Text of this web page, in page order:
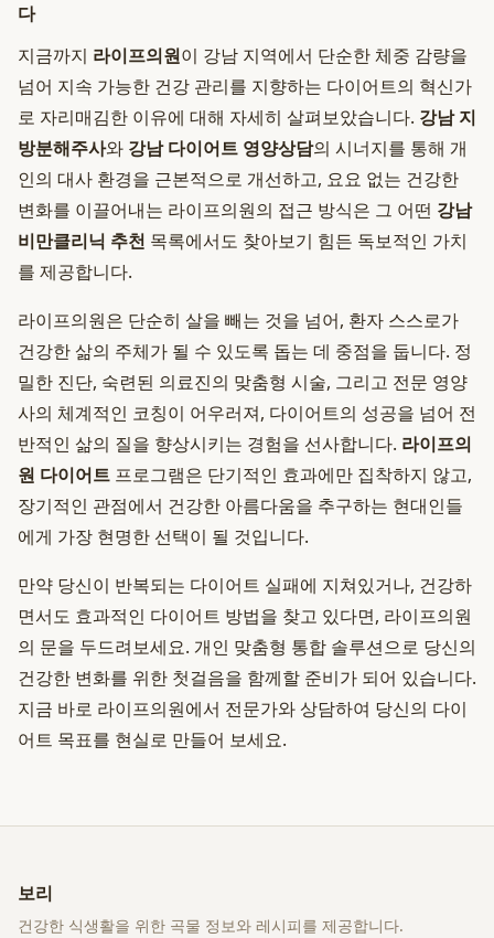
다
지금까지 라이프의원이 강남 지역에서 단순한 체중 감량을
넘어 지속 가능한 건강 관리를 지향하는 다이어트의 혁신가
로 자리매김한 이유에 대해 자세히 살펴보았습니다. 강남 지
방분해주사와 강남 다이어트 영양상담의 시너지를 통해 개
인의 대사 환경을 근본적으로 개선하고, 요요 없는 건강한
변화를 이끌어내는 라이프의원의 접근 방식은 그 어떤 강남
비만클리닉 추천 목록에서도 찾아보기 힘든 독보적인 가치
를 제공합니다.
라이프의원은 단순히 살을 빼는 것을 넘어, 환자 스스로가
건강한 삶의 주체가 될 수 있도록 돕는 데 중점을 둡니다. 정
밀한 진단, 숙련된 의료진의 맞춤형 시술, 그리고 전문 영양
사의 체계적인 코칭이 어우러져, 다이어트의 성공을 넘어 전
반적인 삶의 질을 향상시키는 경험을 선사합니다. 라이프의
원 다이어트 프로그램은 단기적인 효과에만 집착하지 않고,
장기적인 관점에서 건강한 아름다움을 추구하는 현대인들
에게 가장 현명한 선택이 될 것입니다.
만약 당신이 반복되는 다이어트 실패에 지쳐있거나, 건강하
면서도 효과적인 다이어트 방법을 찾고 있다면, 라이프의원
의 문을 두드려보세요. 개인 맞춤형 통합 솔루션으로 당신의
건강한 변화를 위한 첫걸음을 함께할 준비가 되어 있습니다.
지금 바로 라이프의원에서 전문가와 상담하여 당신의 다이
어트 목표를 현실로 만들어 보세요.
보리
건강한 식생활을 위한 곡물 정보와 레시피를 제공합니다.